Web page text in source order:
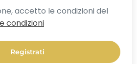
accetto le condizioni del
condizioni
Registrati